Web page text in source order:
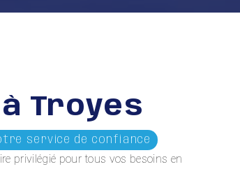
Troyes
service de confiance
privilégié pour tous vos besoins en